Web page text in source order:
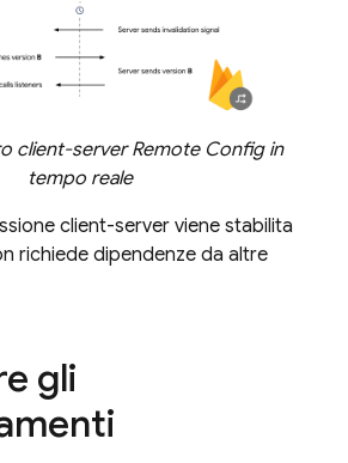
client-serverRemote Configin
tempo reale
client-server viene stabilita
richiede dipendenze da altre
gli